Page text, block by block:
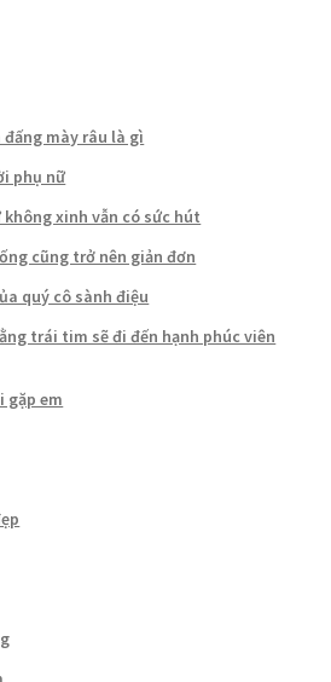
mày râu là gì
phụ nữ
xinh vẫn có sức hút
cũng trở nên giản đơn
quý cô sành điệu
trái tim sẽ đi đến hạnh phúc viên
gặp em